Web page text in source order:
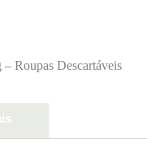
Roupas Descartáveis